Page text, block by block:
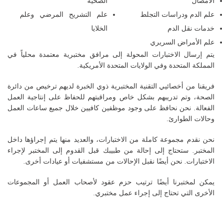
علم الدم ودراسات التجلط
خدمات نقل الدم
علم الأمراض السريري
علم التشريح المرضي وعلم
الخلايا
يتم إرسال الاختبارات المحولة إلى مرافق مختبرية معتمدة محلياً في
المملكة المتحدة وفي الولايات المتحدة الأمريكية.
فريقنا من أخصائيي التقنية المختبرية ذوي الخبرة لديهم ترخيص من دائرة
الصحة، وتم تدريبهم بشكل خاص ومراقبتهم للحفاظ على إنتاجية العمل
الفعالة. نحن نحافظ على وجود موظفين كافيين خلال جميع ساعات العمل
وحالات الطوارئ.
نحن نقدم مجموعة كاملة من الاختبارات، والعديد منها يتم إجراؤها داخل
المختبر. ستحتاج إلى إحالة من طبيبك قبل القدوم إلى المختبر لإجراء
الاختبارات. نحن أيضًا نقبل الإحالات من مستشفيات أو عيادات أخرى.
يمكن لمختبرنا أيضًا ترتيب حزم عقود لأصحاب العمل أو المجموعات
الأخرى التي تحتاج إلى إجراء عمل مختبري.